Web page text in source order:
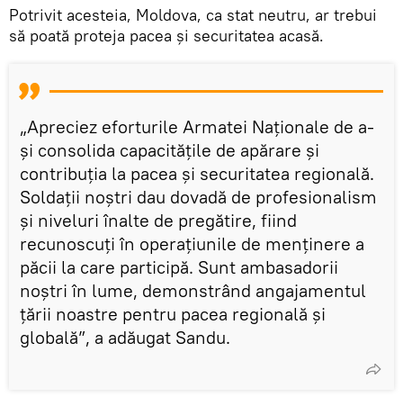
Potrivit acesteia, Moldova, ca stat neutru, ar trebui
să poată proteja pacea și securitatea acasă.
„Apreciez eforturile Armatei Naționale de a-
și consolida capacitățile de apărare și
contribuția la pacea și securitatea regională.
Soldații noștri dau dovadă de profesionalism
și niveluri înalte de pregătire, fiind
recunoscuți în operațiunile de menținere a
păcii la care participă. Sunt ambasadorii
noștri în lume, demonstrând angajamentul
țării noastre pentru pacea regională și
globală”, a adăugat Sandu.